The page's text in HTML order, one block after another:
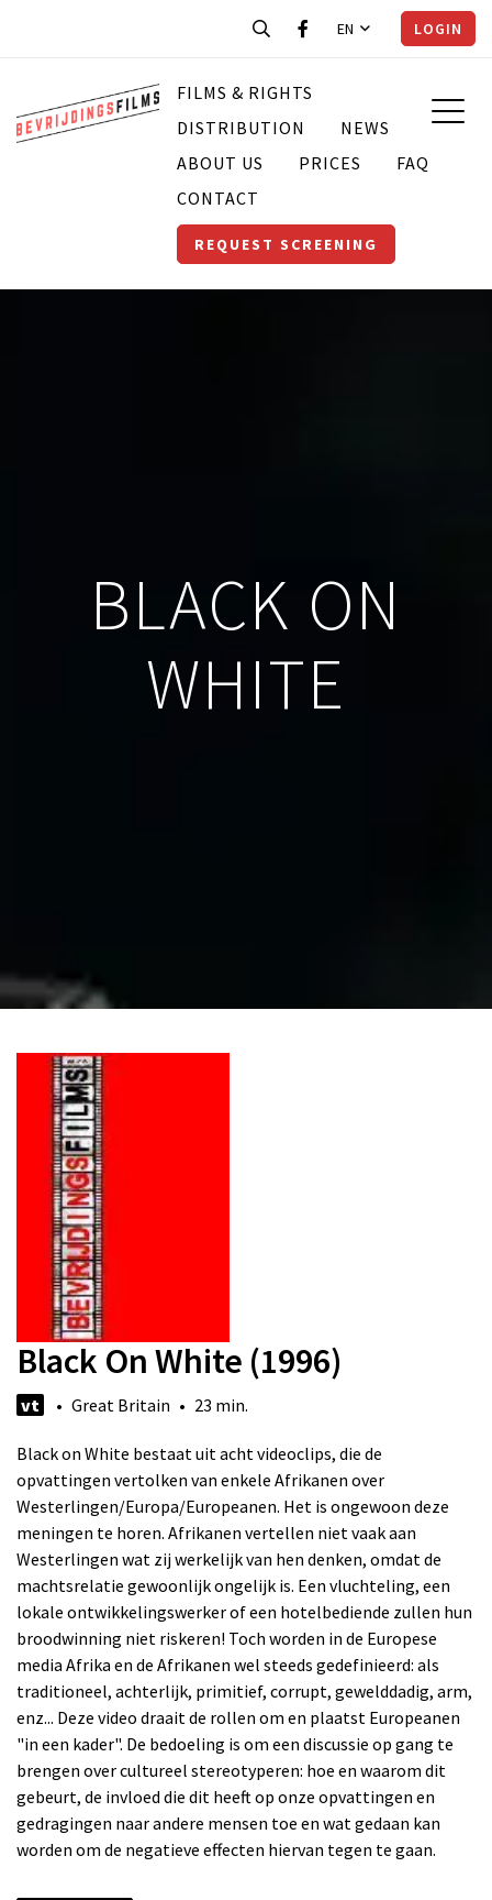
EN LOGIN
FILMS & RIGHTS
DISTRIBUTION
NEWS
ABOUT US
PRICES
FAQ
CONTACT
REQUEST SCREENING
BLACK ON
WHITE
Black On White (1996)
vt • Great Britain • 23 min.
Black on White bestaat uit acht videoclips, die de
opvattingen vertolken van enkele Afrikanen over
Westerlingen/Europa/Europeanen. Het is ongewoon deze
meningen te horen. Afrikanen vertellen niet vaak aan
Westerlingen wat zij werkelijk van hen denken, omdat de
machtsrelatie gewoonlijk ongelijk is. Een vluchteling, een
lokale ontwikkelingswerker of een hotelbediende zullen hun
broodwinning niet riskeren! Toch worden in de Europese
media Afrika en de Afrikanen wel steeds gedefinieerd: als
traditioneel, achterlijk, primitief, corrupt, gewelddadig, arm,
enz... Deze video draait de rollen om en plaatst Europeanen
"in een kader". De bedoeling is om een discussie op gang te
brengen over cultureel stereotyperen: hoe en waarom dit
gebeurt, de invloed die dit heeft op onze opvattingen en
gedragingen naar andere mensen toe en wat gedaan kan
worden om de negatieve effecten hiervan tegen te gaan.